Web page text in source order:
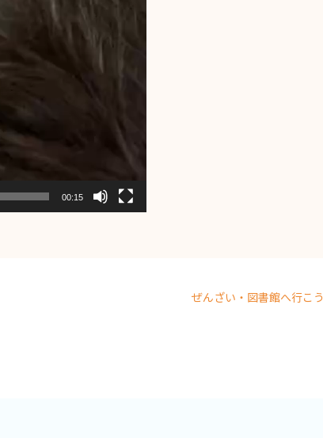
00:15
ぜんざい・図書館へ行こう